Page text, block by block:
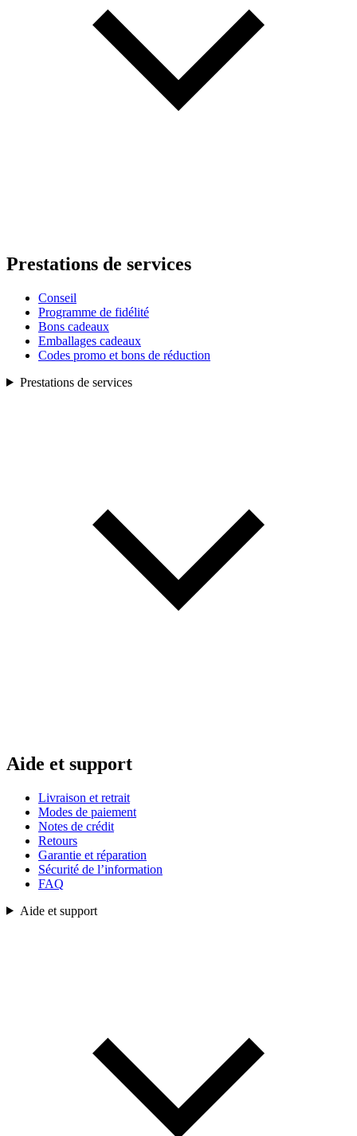
Prestations de services
Conseil
Programme de fidélité
Bons cadeaux
Emballages cadeaux
Codes promo et bons de réduction
Prestations de services
Aide et support
Livraison et retrait
Modes de paiement
Notes de crédit
Retours
Garantie et réparation
Sécurité de l’information
FAQ
Aide et support